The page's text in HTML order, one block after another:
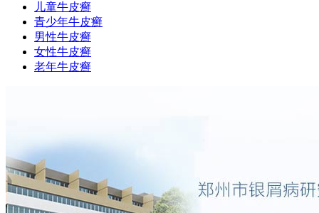
儿童牛皮癣
青少年牛皮癣
男性牛皮癣
女性牛皮癣
老年牛皮癣